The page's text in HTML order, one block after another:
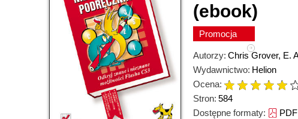
(ebook)
Promocja
Autorzy: Chris Grover, E.
Wydawnictwo: Helion
Ocena:
Stron: 584
Dostępne formaty: PDF